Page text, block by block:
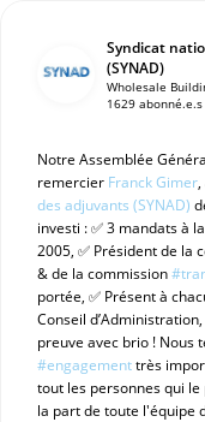
Syndicat
(SYNAD)
Wholesale
1629 abonné.e.s
Notre Assemblée
remercier Franck Gimer,
des adjuvants (SYNAD)
investi : ✅ 3 mandats à
2005, ✅ Président de la
& de la commission
portée, ✅ Présent à
Conseil
preuve avec brio ! Nous
#engagementtrès
tout les personnes qui
la part de toute l'équipe